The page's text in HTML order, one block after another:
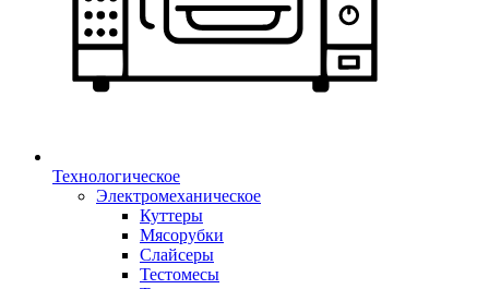
Технологическое
Электромеханическое
Куттеры
Мясорубки
Слайсеры
Тестомесы